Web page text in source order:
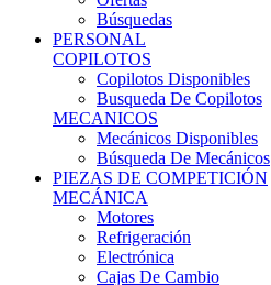
Búsquedas
PERSONAL
COPILOTOS
Copilotos Disponibles
Busqueda De Copilotos
MECANICOS
Mecánicos Disponibles
Búsqueda De Mecánicos
PIEZAS DE COMPETICIÓN
MECÁNICA
Motores
Refrigeración
Electrónica
Cajas De Cambio